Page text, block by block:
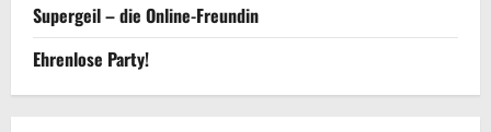
Supergeil – die Online-Freundin
Ehrenlose Party!